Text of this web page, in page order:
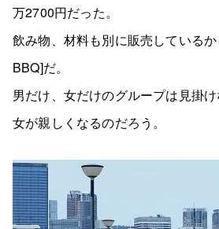
万2700円だった。
飲み物、材料も別に販売している
BBQ]だ。
男だけ、女だけのグループは見掛
女が親しくなるのだろう。